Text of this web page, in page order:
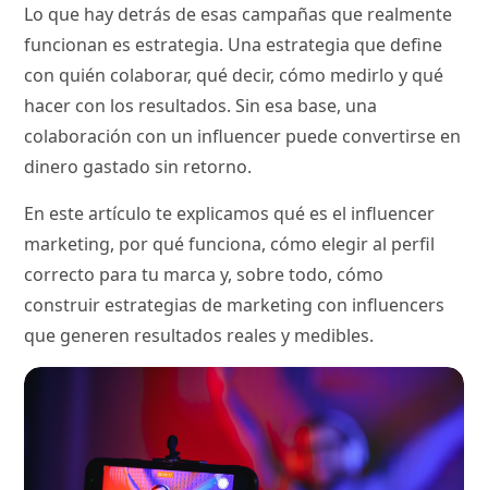
Lo que hay detrás de esas campañas que realmente
funcionan es estrategia. Una estrategia que define
con quién colaborar, qué decir, cómo medirlo y qué
hacer con los resultados. Sin esa base, una
colaboración con un influencer puede convertirse en
dinero gastado sin retorno.
En este artículo te explicamos qué es el influencer
marketing, por qué funciona, cómo elegir al perfil
correcto para tu marca y, sobre todo, cómo
construir estrategias de marketing con influencers
que generen resultados reales y medibles.